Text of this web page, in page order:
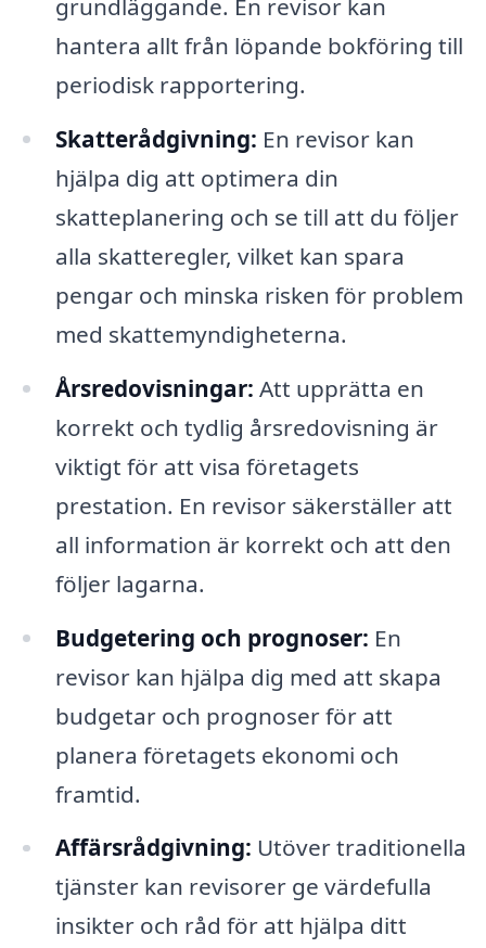
grundläggande. En revisor kan
hantera allt från löpande bokföring till
periodisk rapportering.
Skatterådgivning: En revisor kan
hjälpa dig att optimera din
skatteplanering och se till att du följer
alla skatteregler, vilket kan spara
pengar och minska risken för problem
med skattemyndigheterna.
Årsredovisningar: Att upprätta en
korrekt och tydlig årsredovisning är
viktigt för att visa företagets
prestation. En revisor säkerställer att
all information är korrekt och att den
följer lagarna.
Budgetering och prognoser: En
revisor kan hjälpa dig med att skapa
budgetar och prognoser för att
planera företagets ekonomi och
framtid.
Affärsrådgivning: Utöver traditionella
tjänster kan revisorer ge värdefulla
insikter och råd för att hjälpa ditt